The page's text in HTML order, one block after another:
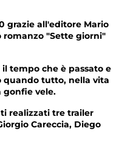
grazie all'editore Mario
romanzo "Sette giorni"
tempo che è passato e
quando tutto, nella vita
gonfie vele.
realizzati tre trailer
Careccia, Diego